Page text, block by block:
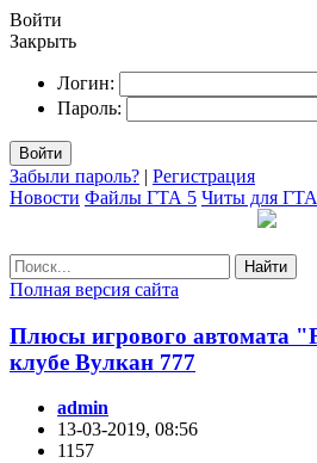
Войти
Закрыть
Логин:
Пароль:
Войти
Забыли пароль? | Регистрация
Новости Файлы ГТА 5 Читы для
Найти
Полная версия сайта
Плюсы игрового автомата
клубе Вулкан 777
admin
13-03-2019, 08:56
1157